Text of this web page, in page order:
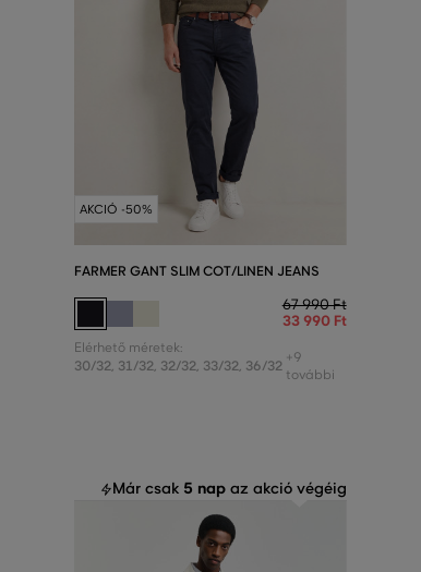
AKCIÓ -50%
FARMER GANT SLIM COT/LINEN JEANS
67 990 Ft
33 990 Ft
Elérhető méretek:
30/32, 31/32, 32/32, 33/32, 36/32 +9
további
Már csak 5 napaz akció végéig